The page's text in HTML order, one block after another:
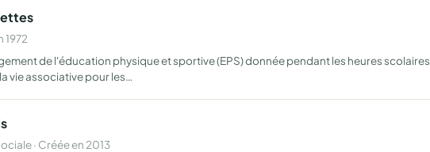
1972
de l'éducation physique et sportive (EPS) donnée pendant les heures
vie associative pour les…
· Créée en 2013